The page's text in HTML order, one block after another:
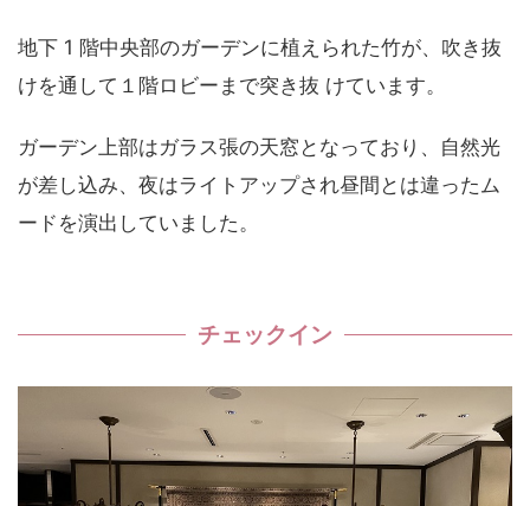
地下 1 階中央部のガーデンに植えられた竹が、吹き抜
けを通して１階ロビーまで突き抜 けています。
ガーデン上部はガラス張の天窓となっており、自然光
が差し込み、夜はライトアップされ昼間とは違ったム
ードを演出していました。
チェックイン